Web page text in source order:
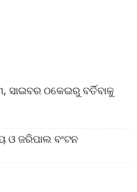
ଠକେଇରୁ ବର୍ତିବାକୁ
ଓ ଜରିପାଲ ବଂଟନ